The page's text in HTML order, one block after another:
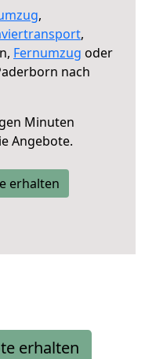
,
,
Fernumzug oder
nach
Minuten
Angebote.
erhalten
erhalten